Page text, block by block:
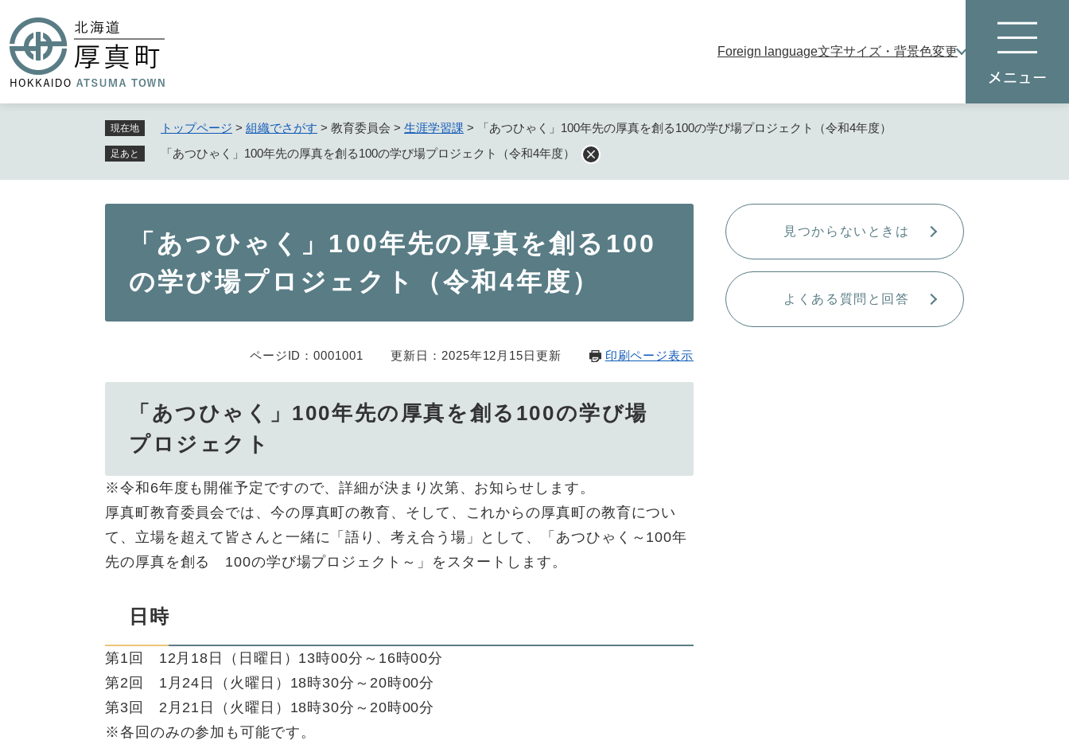
ジ
先
頭
本
Foreign language文字サイズ・背景色変更
現在地 トップページ > 組織でさがす > 教育委員会 > 生涯学習課 > 「あつひゃく」100年先の厚真を創る100の学び場プロジェクト（令和4年度）
足あと 「あつひゃく」100年先の厚真を創る100の学び場プロジェクト（令和4年度）
「あつひゃく」100年先の厚真を創る100
の学び場プロジェクト（令和4年度）
ページID：0001001 更新日：2025年12月15日更新 印刷ページ表示
「あつひゃく」100年先の厚真を創る100の学び場
プロジェクト
※令和6年度も開催予定ですので、詳細が決まり次第、お知らせします。
厚真町教育委員会では、今の厚真町の教育、そして、これからの厚真町の教育につい
て、立場を超えて皆さんと一緒に「語り、考え合う場」として、「あつひゃく～100年
先の厚真を創る 100の学び場プロジェクト～」をスタートします。
日時
第1回 12月18日（日曜日）13時00分～16時00分
第2回 1月24日（火曜日）18時30分～20時00分
第3回 2月21日（火曜日）18時30分～20時00分
※各回のみの参加も可能です。
見つからないときは
よくある質問と回答